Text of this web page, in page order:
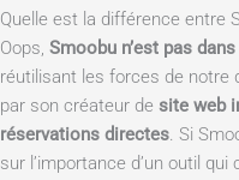
Quelle est la différence entre
Oops, Smoobu n’est pas
réutilisant les forces de notre
par son créateur de site web
réservations directes. Si
sur l’importance d’un outil